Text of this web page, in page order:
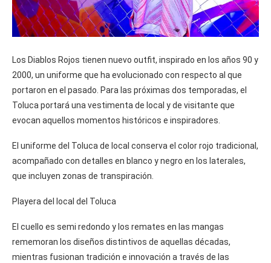
Los Diablos Rojos tienen nuevo outfit, inspirado en los años 90 y
2000, un uniforme que ha evolucionado con respecto al que
portaron en el pasado. Para las próximas dos temporadas, el
Toluca portará una vestimenta de local y de visitante que
evocan aquellos momentos históricos e inspiradores.
El uniforme del Toluca de local conserva el color rojo tradicional,
acompañado con detalles en blanco y negro en los laterales,
que incluyen zonas de transpiración.
Playera del local del Toluca
El cuello es semi redondo y los remates en las mangas
rememoran los diseños distintivos de aquellas décadas,
mientras fusionan tradición e innovación a través de las